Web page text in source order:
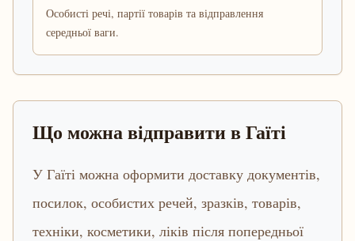
Особисті речі, партії товарів та відправлення
середньої ваги.
Що можна відправити в Гаїті
У Гаїті можна оформити доставку документів,
посилок, особистих речей, зразків, товарів,
техніки, косметики, ліків після попередньої